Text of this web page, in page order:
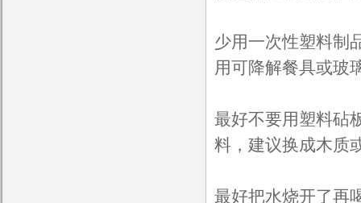
少用一次性塑料制
用可降解餐具或玻
最好不要用塑料砧
料，建议换成木质
最好把水烧开了再